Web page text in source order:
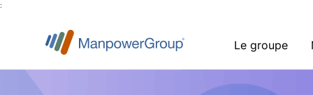
:
Le groupe